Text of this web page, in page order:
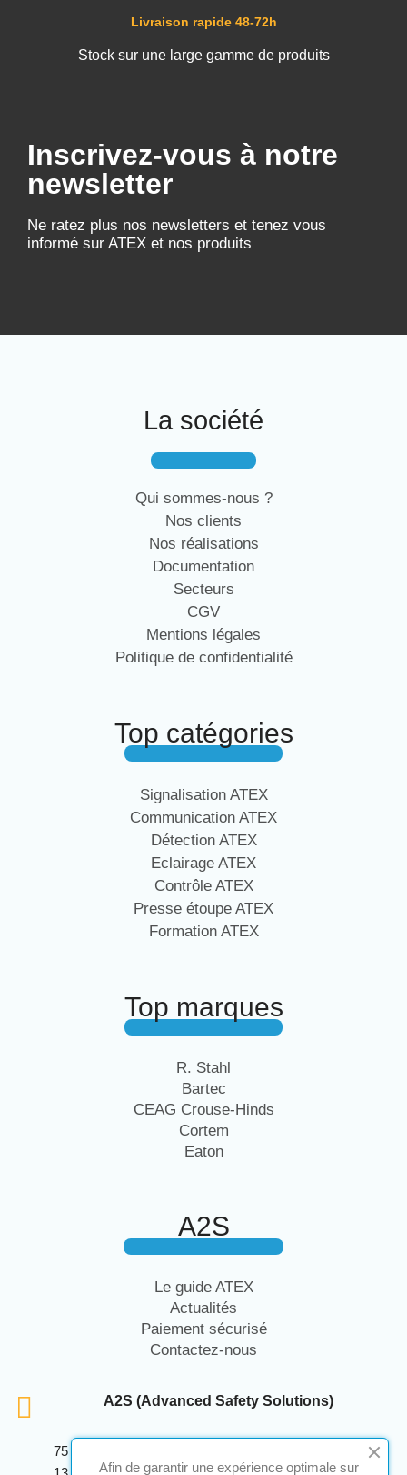
Livraison rapide 48-72h
Stock sur une large gamme de produits
Inscrivez-vous à notre
newsletter
Ne ratez plus nos newsletters et tenez vous
informé sur ATEX et nos produits
La société
Qui sommes-nous ?
Nos clients
Nos réalisations
Documentation
Secteurs
CGV
Mentions légales
Politique de confidentialité
Top catégories
Signalisation ATEX
Communication ATEX
Détection ATEX
Eclairage ATEX
Contrôle ATEX
Presse étoupe ATEX
Formation ATEX
Top marques
R. Stahl
Bartec
CEAG Crouse-Hinds
Cortem
Eaton
A2S
Le guide ATEX
Actualités
Paiement sécurisé
Contactez-nous
A2S (Advanced Safety Solutions)
75 Avenue Marcellin Berthelot Anthelios Bâtiment E
Afin de garantir une expérience optimale sur